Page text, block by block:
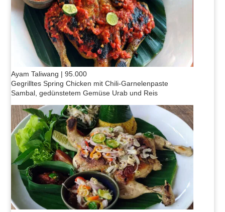
Ayam Taliwang | 95.000
Gegrilltes Spring Chicken mit Chili-Garnelenpaste
Sambal, gedünstetem Gemüse Urab und Reis